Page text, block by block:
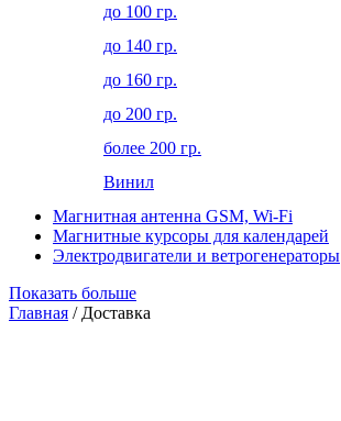
до 100 гр.
до 140 гр.
до 160 гр.
до 200 гр.
более 200 гр.
Винил
Магнитная антенна GSM, Wi-Fi
Магнитные курсоры для календарей
Электродвигатели и ветрогенераторы
Показать больше
Главная / Доставка